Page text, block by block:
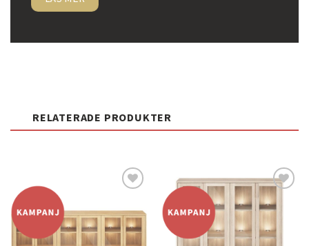
RELATERADE PRODUKTER
Lägg
till i
önskelistan
till i
önskelistan